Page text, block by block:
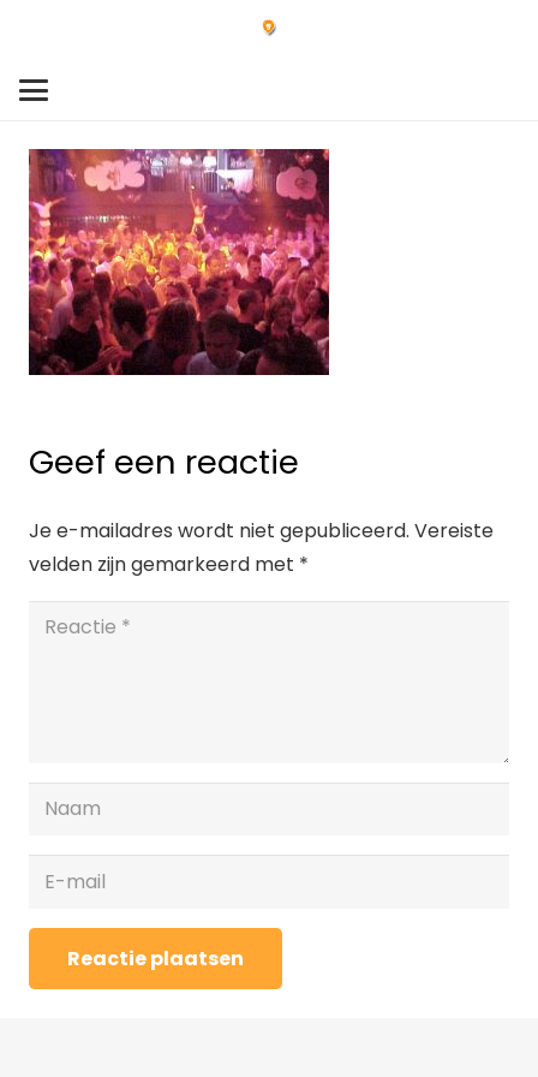
Geef een reactie
Je e-mailadres wordt niet gepubliceerd. Vereiste
velden zijn gemarkeerd met *
Reactie plaatsen